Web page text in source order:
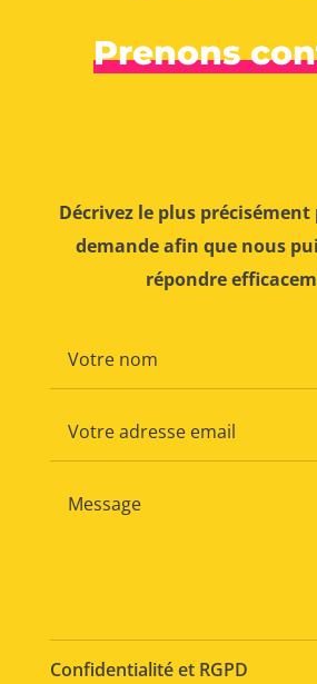
Prenons
Décrivez le plus
demande afin que nous
répondre
Confidentialité et RGPD